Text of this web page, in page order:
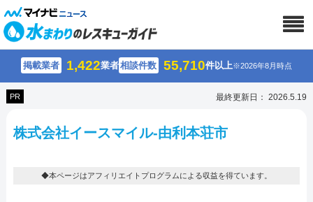
掲載業者 1,422業者相談件数 55,710件以上※2026年8月時点
PR 最終更新日： 2026.5.19
株式会社イースマイル-由利本荘市
◆本ページはアフィリエイトプログラムによる収益を得ています。